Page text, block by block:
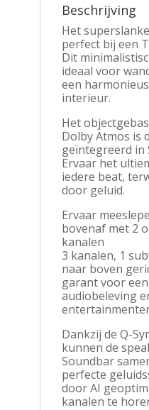
Beschrijving
Het
perfect bij een
Dit
ideaal voor
een
interieur.
Het
Dolby Atmos is
geïntegreerd in
Ervaar het
iedere beat,
door geluid.
Ervaar
bovenaf met 2
kanalen
3 kanalen, 1
naar boven
garant voor
audiobeleving
Dankzij de Q-
kunnen de
Soundbar
perfecte
door AI
kanalen te